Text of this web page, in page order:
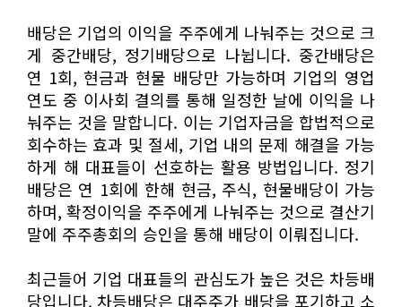
배당은 기업의 이익을 주주에게 나눠주는 것으로 크
게 중간배당, 정기배당으로 나뉩니다. 중간배당은
연 1회, 현금과 현물 배당만 가능하며 기업의 영업
연도 중 이사회 결의를 통해 일정한 날에 이익을 나
눠주는 것을 말합니다. 이는 기업자금을 합법적으로
회수하는 효과 및 절세, 기업 내의 문제 해결을 가능
하게 해 대표들이 선호하는 활용 방법입니다. 정기
배당은 연 1회에 한해 현금, 주식, 현물배당이 가능
하며, 확정이익을 주주에게 나눠주는 것으로 결산기
말에 주주총회의 승인을 통해 배당이 이뤄집니다.
최근들어 기업 대표들의 관심도가 높은 것은 차등배
당입니다. 차등배당은 대주주가 배당을 포기하고 소